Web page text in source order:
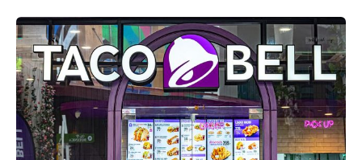
Црна Гора
Северна
Македонија
Србија
Словенија
Бизнис и